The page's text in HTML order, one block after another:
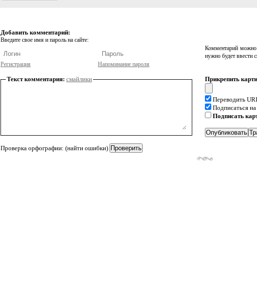
Добавить комментарий:
Введите свое имя и пароль на сайте:
Регистрация Напоминание пароля
Комментарий можно
нужно будет ввести
Текст комментария: смайлики
Проверка орфографии: (найти ошибки)
Прикрепить
Переводить
Подписаться
Подписать